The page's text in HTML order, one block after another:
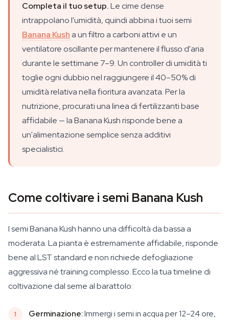
Completa il tuo setup.Le cime dense
intrappolano l'umidità, quindi abbina i tuoi semi
Banana Kusha un filtro a carboni attivi e un
ventilatore oscillante per mantenere il flusso d'aria
durante le settimane 7–9. Un controller di umidità ti
toglie ogni dubbio nel raggiungere il 40–50% di
umidità relativa nella fioritura avanzata. Per la
nutrizione, procurati una linea di fertilizzanti base
affidabile — la Banana Kush risponde bene a
un'alimentazione semplice senza additivi
specialistici.
Come coltivare i semi Banana Kush
I semi Banana Kush hanno una difficoltà da bassa a
moderata. La pianta è estremamente affidabile, risponde
bene al LST standard e non richiede defogliazione
aggressiva né training complesso. Ecco la tua timeline di
coltivazione dal seme al barattolo:
Germinazione:Immergi i semi in acqua per 12–24 ore,